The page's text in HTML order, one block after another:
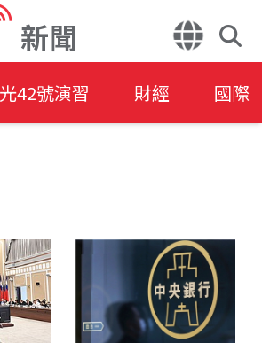
新聞
42號演習 財經 國際